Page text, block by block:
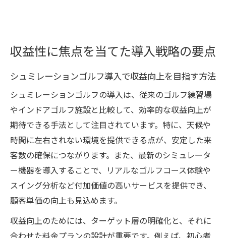
収益性に焦点を当てた導入戦略の要点
シュミレーションゴルフ導入で収益向上を目指す方法
シュミレーションゴルフの導入は、従来のゴルフ練習場
やインドアゴルフ施設と比較して、効率的な収益向上が
期待できる手法として注目されています。特に、天候や
時間に左右されない環境を提供できる点が、安定した来
客数の確保につながります。また、最新のシミュレータ
ー機器を導入することで、リアルなゴルフコース体験や
スイング分析など付加価値の高いサービスを提供でき、
顧客単価の向上も見込めます。
収益向上のためには、ターゲット層の明確化と、それに